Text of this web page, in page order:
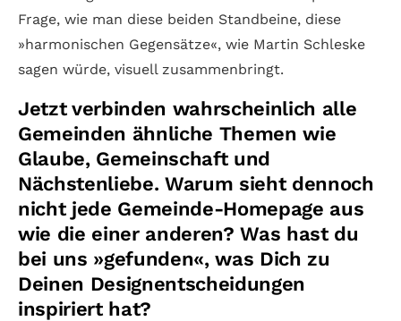
Frage, wie man diese beiden Standbeine, diese
»harmonischen Gegensätze«, wie Martin Schleske
sagen würde, visuell zusammenbringt.
Jetzt verbinden wahrscheinlich alle
Gemeinden ähnliche Themen wie
Glaube, Gemeinschaft und
Nächstenliebe. Warum sieht dennoch
nicht jede Gemeinde-Homepage aus
wie die einer anderen? Was hast du
bei uns »gefunden«, was Dich zu
Deinen Designentscheidungen
inspiriert hat?